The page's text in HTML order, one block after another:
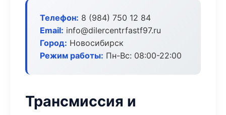
Телефон: 8 (984) 750 12 84
Email: info@dilercentrfastf97.ru
Город: Новосибирск
Режим работы: Пн-Вс: 08:00-22:00
Трансмиссия и